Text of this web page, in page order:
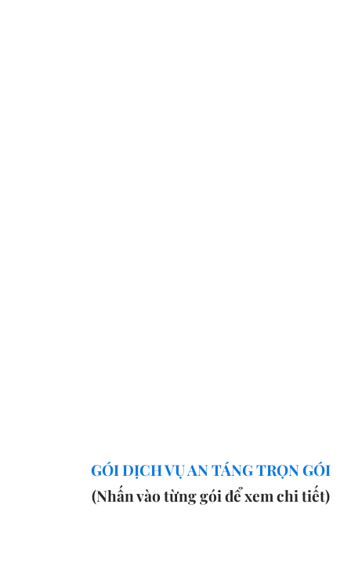
GÓI DỊCH VỤ AN TÁNG TRỌN GÓI
(Nhấn vào từng gói để xem chi tiết)